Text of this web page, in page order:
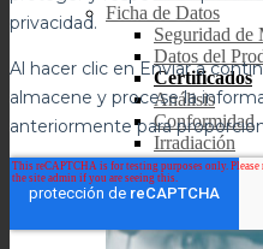
Ficha de Datos
Seguridad de
Datos del
Certificados
Análisis
Conformidad
Irradiación
Esterilidad